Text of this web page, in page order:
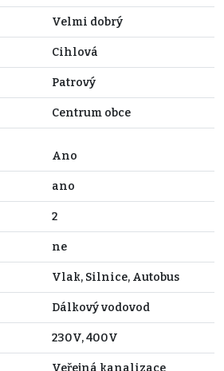
Velmi dobrý
Cihlová
Patrový
Centrum obce
Ano
ano
2
ne
Vlak, Silnice, Autobus
Dálkový vodovod
230V, 400V
Veřejná kanalizace